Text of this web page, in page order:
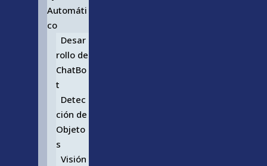
Automáti
co
Desar
rollo de
ChatBo
t
Detec
ción de
Objeto
s
Visión